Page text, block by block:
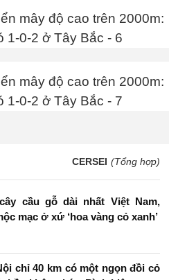
CERSEI (Tổng hợp)
cầu gỗ dài nhất Việt Nam,
mạc ở xứ ‘hoa vàng cỏ xanh’
chỉ 40 km có một ngọn đồi cỏ